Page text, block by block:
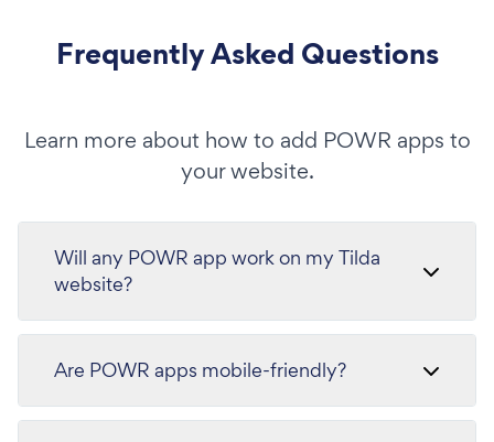
Frequently Asked Questions
Learn more about how to add POWR apps to
your website.
Will any POWR app work on my Tilda
website?
Are POWR apps mobile-friendly?